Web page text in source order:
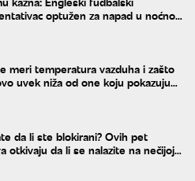
optužen za napad u noćnom
meri temperatura vazduha i zašto
uvek niža od one koju pokazuju
da li ste blokirani? Ovih pet
otkivaju da li se nalazite na nečijoj